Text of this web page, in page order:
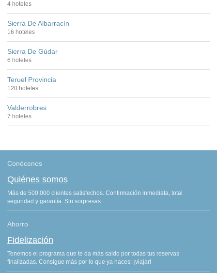
4 hoteles
Sierra De Albarracín
16 hoteles
Sierra De Gúdar
6 hoteles
Teruel Provincia
120 hoteles
Valderrobres
7 hoteles
Conócenos
Quiénes somos
Más de 500.000 clientes satisfechos. Confirmación inmediata, total
seguridad y garantía. Sin sorpresas.
Ahorro
Fidelización
Tenemos el programa que te da más saldo por todas tus reservas
finalizadas. Consigue más por lo que ya haces: ¡viajar!